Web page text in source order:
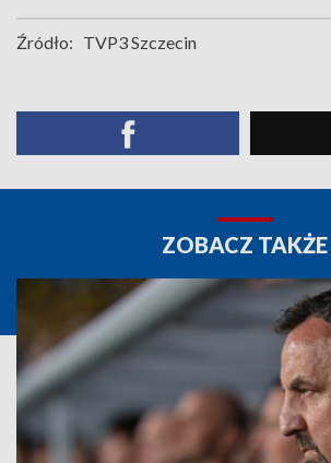
Źródło: TVP3 Szczecin
ZOBACZ TAKŻE